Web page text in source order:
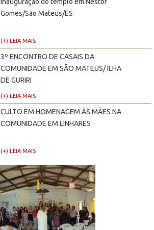
Gomes/São Mateus/ES
(+) LEIA MAIS
3º ENCONTRO DE CASAIS DA
COMUNIDADE EM SÃO MATEUS/ ILHA
DE GURIRI
(+) LEIA MAIS
CULTO EM HOMENAGEM ÀS MÃES NA
COMUNIDADE EM LINHARES
(+) LEIA MAIS